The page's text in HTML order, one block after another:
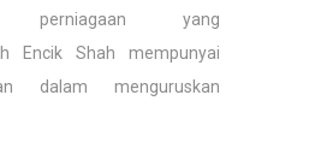
perniagaan yang
Encik Shah mempunyai
dalam menguruskan